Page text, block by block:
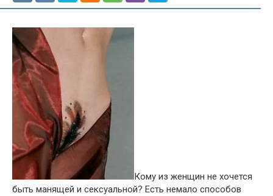
Кому из женщин не хочется
быть манящей и сексуальной? Есть немало способов